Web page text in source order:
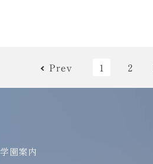
Prev 1 2
学園案内